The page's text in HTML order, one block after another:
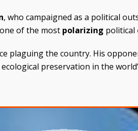
, who campaigned as a political
of the most polarizing political
plaguing the country. His
preservation in the